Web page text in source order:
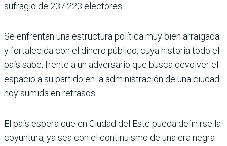
sufragio de 237.223 electores.
Se enfrentan una estructura política muy bien arraigada
y fortalecida con el dinero público, cuya historia todo el
país sabe, frente a un adversario que busca devolver el
espacio a su partido en la administración de una ciudad
hoy sumida en retrasos.
El país espera que en Ciudad del Este pueda definirse la
coyuntura, ya sea con el continuismo de una era negra